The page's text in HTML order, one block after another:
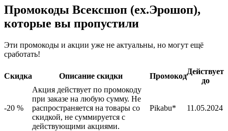
Промокоды Всексшоп (ex.Эрошоп),
которые вы пропустили
Эти промокоды и акции уже не актуальны, но могут ещё
сработать!
Скидка Описание скидки Промокод
Действует
до
-20 %
Акция действует по промокоду
при заказе на любую сумму. Не
распространяется на товары со
скидкой, не суммируется с
действующими акциями.
Pikabu* 11.05.2024